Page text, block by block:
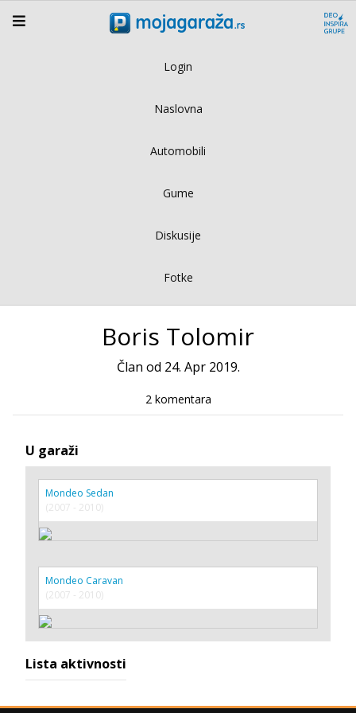
Login
Naslovna
Automobili
Gume
Diskusije
Fotke
Boris Tolomir
Član od 24. Apr 2019.
2 komentara
U garaži
Mondeo Sedan
(2007 - 2010)
Mondeo Caravan
(2007 - 2010)
Lista aktivnosti